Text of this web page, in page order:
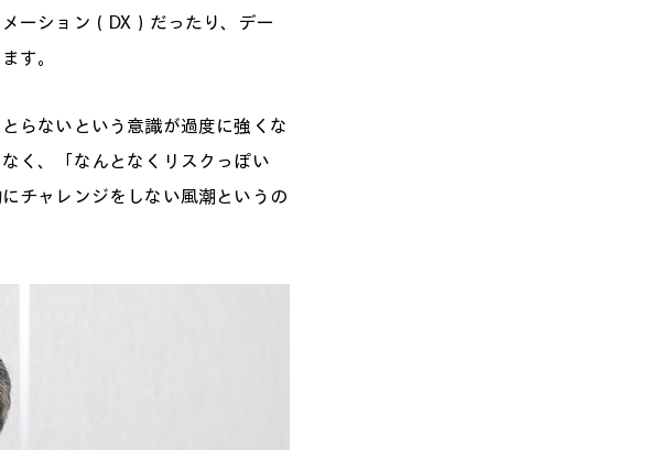
ーション（DX）だったり、デー
す。
らないという意識が過度に強くな
く、「なんとなくリスクっぽい
チャレンジをしない風潮というの